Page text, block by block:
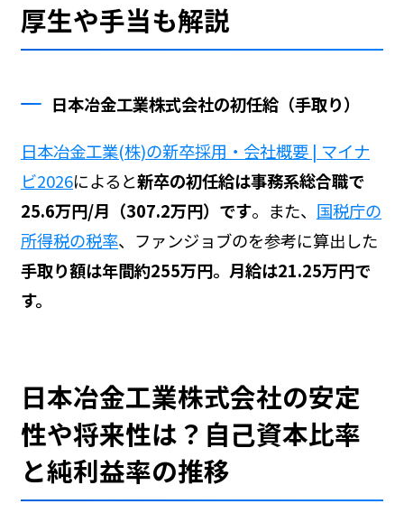
厚生や手当も解説
日本冶金工業株式会社の初任給（手取り）
日本冶金工業(株)の新卒採用・会社概要 | マイナ
ビ2026によると新卒の初任給は事務系総合職で
25.6万円/月（307.2万円）です。また、 国税庁の
所得税の税率、ファンジョブのを参考に算出した
手取り額は年間約255万円。月給は21.25万円で
す。
日本冶金工業株式会社の安定
性や将来性は？自己資本比率
と純利益率の推移